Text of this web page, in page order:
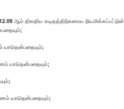
ஆம் திகதிய கடிதத்திற்கமைய
யாதென்பதையும்;
யாதென்பதையும்;
யாதென்பதையும்;